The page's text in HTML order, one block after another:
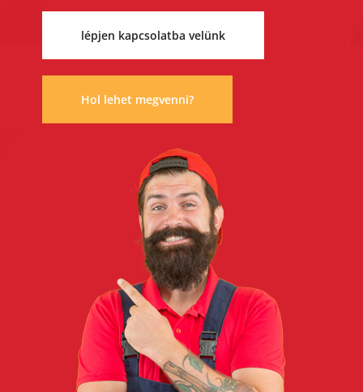
lépjen kapcsolatba velünk
Hol lehet megvenni?